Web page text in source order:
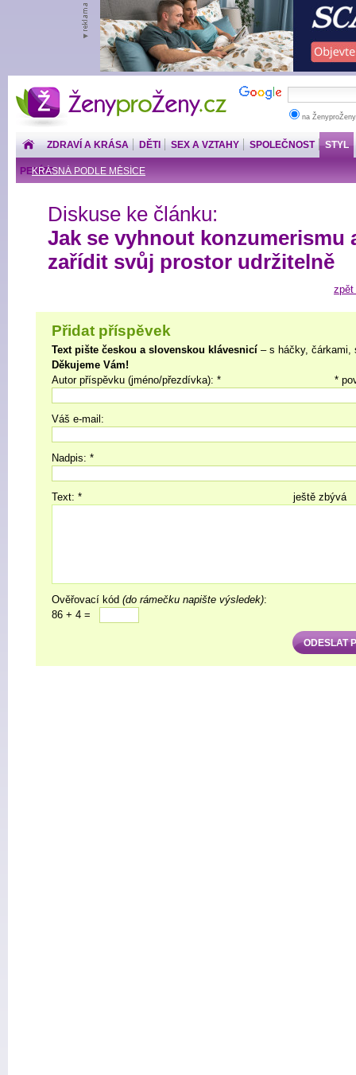
ŽenyproŽeny.cz
na
ZDRAVÍ A KRÁSA DĚTI SEX A VZTAHY SPOLEČNOST STYL
KRÁSNÁ PODLE MĚSÍCE
PENÍZE
Diskuse ke článku:
Jak se vyhnout konzumerismu
zařídit svůj prostor udržitelně
zpět
Přidat příspěvek
Text pište českou a slovenskou klávesnicí – s háčky, čárkami,
Děkujeme Vám!
*
Autor příspěvku (jméno/přezdívka): *
Váš e-mail:
Nadpis: *
ještě zbývá
Text: *
Ověřovací kód (do rámečku napište výsledek):
86 + 4 =